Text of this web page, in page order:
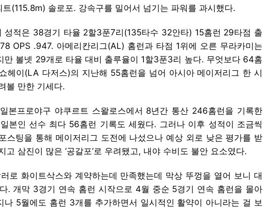
(115.8m) 솔로포. 강속구를 밀어서 넘기는 파워를 과시했다.
성적은 38경기 타율 2할3푼7리(135타수 32안타) 15홈런 29타점 출
OPS .947. 아메리칸리그(AL) 홈런과 타점 1위에 오른 무라카미는
만 볼넷 29개로 타율 대비 출루율이 1할3푼3리 높다. 무엇보다 64홈
헤이(LA 다저스)의 지난해 55홈런을 넘어 아시아 메이저리그 한 시
볼 만한 기세다.
본프로야구 야쿠르트 스왈로스에서 8년간 통산 246홈런을 기록한
본인 선수 최다 56홈런 기록도 세웠다. 그러나 이후 성적이 조금씩
스팅을 통해 메이저리그 도전에 나섰으나 예상 외로 낮은 평가를 받
고 삼진이 많은 ‘공갈포’로 우려됐고, 내야 수비도 불안 요소였다.
로 화이트삭스와 계약하는데 만족했는데 막상 뚜껑을 열어 보니 대
. 개막 3경기 연속 홈런 시작으로 4월 중순 5경기 연속 홈런을 몰아
나 5월에도 홈런 3개를 추가하면서 일시적인 활약이 아니라는 걸 보